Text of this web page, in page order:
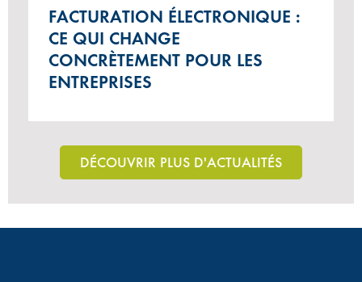
FACTURATION ÉLECTRONIQUE :
CE QUI CHANGE
CONCRÈTEMENT POUR LES
ENTREPRISES
DÉCOUVRIR PLUS D'ACTUALITÉS